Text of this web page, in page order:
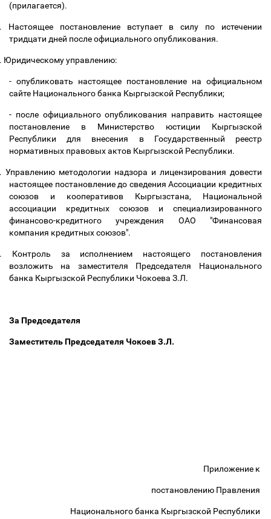
(прилагается).
Настоящее постановление вступает в силу по истечении
тридцати дней после официального опубликования.
Юридическому управлению:
- опубликовать настоящее постановление на официальном
сайте Национального банка Кыргызской Республики;
- после официального опубликования направить настоящее
постановление в Министерство юстиции Кыргызской
Республики для внесения в Государственный реестр
нормативных правовых актов Кыргызской Республики.
Управлению методологии надзора и лицензирования довести
настоящее постановление до сведения Ассоциации кредитных
союзов и кооперативов Кыргызстана, Национальной
ассоциации кредитных союзов и специализированного
финансово-кредитного учреждения ОАО "Финансовая
компания кредитных союзов".
Контроль за исполнением настоящего постановления
возложить на заместителя Председателя Национального
банка Кыргызской Республики Чокоева З.Л.
За Председателя
Заместитель Председателя Чокоев З.Л.
Приложение к
постановлению Правления
Национального банка Кыргызской Республики